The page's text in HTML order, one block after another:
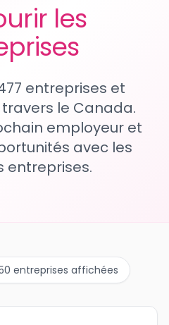
les
entreprises et
le Canada.
employeur et
avec les
entreprises.
entreprises affichées